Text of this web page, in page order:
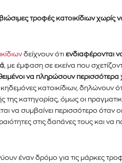
τροφές κατοικίδιων χωρίς
δείχνουν ότι ενδιαφέρονται
, με έμφαση σε εκείνα που
να πληρώσουν περισσότερα
κατοικίδιων, δηλώνουν
της κατηγορίας, όμως οι
να συμβαίνει περισσότερο όταν
στις δαπάνες τους και να
έναν δρόμο για τις μάρκες